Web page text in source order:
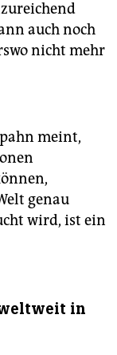
auch noch
nicht mehr
meint,
genau
wird, ist ein
in